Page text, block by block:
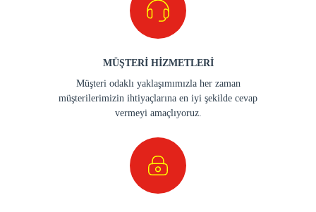
MÜŞTERİ HİZMETLERİ
Müşteri odaklı yaklaşımımızla her zaman
müşterilerimizin ihtiyaçlarına en iyi şekilde cevap
vermeyi amaçlıyoruz.